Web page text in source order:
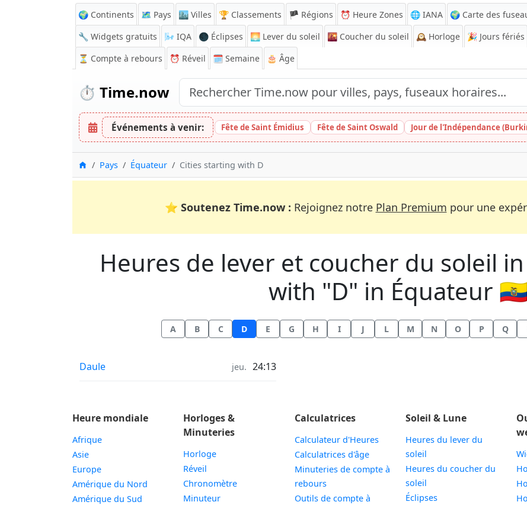
🌍 Continents 🗺️ Pays 🏙️ Villes 🏆 Classements 🏴 Régions ⏰ Heure Zones 🌐 IANA 🌍 Carte des
🔧 Widgets gratuits
🌬️ IQA 🌑 Éclipses 🌅 Lever du soleil 🌇 Coucher du soleil 🕰️ Horloge 🎉 Jours fériés
⏳ Compte à rebours ⏰ Réveil 🗓️ Semaine 🎂 Âge
⏱️ Time.now
Événements à venir: Fête de Saint Émidius Fête de Saint Oswald Jour de l'Indépendance
Accueil
Pays Équateur Cities starting with D
⭐ Soutenez Time.now : Rejoignez notre Plan Premium pour une
Heures de lever et coucher du soleil
with "D" in Équateur
A B C D E G H I J L M N O P Q
Heures de lever et coucher du soleil in
Daule jeu. 24:13
Heure mondiale
Afrique
Asie
Europe
Amérique du Nord
Amérique du Sud
Horloges &
Minuteries
Horloge
Réveil
Chronomètre
Minuteur
Calculatrices
Calculateur d'Heures
Calculatrices d'âge
Minuteries de compte à
rebours
Outils de compte à
Soleil & Lune
Heures du lever du
soleil
Heures du coucher du
soleil
Éclipses